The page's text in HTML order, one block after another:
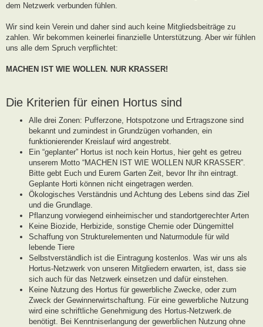
dem Netzwerk verbunden fühlen.
Wir sind kein Verein und daher sind auch keine Mitgliedsbeiträge zu
zahlen. Wir bekommen keinerlei finanzielle Unterstützung. Aber wir fühlen
uns alle dem Spruch verpflichtet:
MACHEN IST WIE WOLLEN. NUR KRASSER!
Die Kriterien für einen Hortus sind
Alle drei Zonen: Pufferzone, Hotspotzone und Ertragszone sind
bekannt und zumindest in Grundzügen vorhanden, ein
funktionierender Kreislauf wird angestrebt.
Ein “geplanter” Hortus ist noch kein Hortus, hier geht es getreu
unserem Motto “MACHEN IST WIE WOLLEN NUR KRASSER”.
Bitte gebt Euch und Eurem Garten Zeit, bevor Ihr ihn eintragt.
Geplante Horti können nicht eingetragen werden.
Ökologisches Verständnis und Achtung des Lebens sind das Ziel
und die Grundlage.
Pflanzung vorwiegend einheimischer und standortgerechter Arten
Keine Biozide, Herbizide, sonstige Chemie oder Düngemittel
Schaffung von Strukturelementen und Naturmodule für wild
lebende Tiere
Selbstverständlich ist die Eintragung kostenlos. Was wir uns als
Hortus-Netzwerk von unseren Mitgliedern erwarten, ist, dass sie
sich auch für das Netzwerk einsetzen und dafür einstehen.
Keine Nutzung des Hortus für gewerbliche Zwecke, oder zum
Zweck der Gewinnerwirtschaftung. Für eine gewerbliche Nutzung
wird eine schriftliche Genehmigung des Hortus-Netzwerk.de
benötigt. Bei Kenntniserlangung der gewerblichen Nutzung ohne